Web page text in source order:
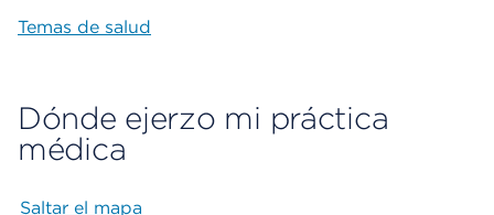
Temas de salud
Dónde ejerzo mi práctica
médica
Saltar el mapa